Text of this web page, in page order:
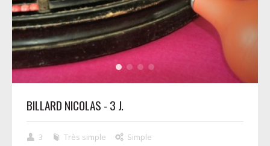
BILLARD NICOLAS - 3 J.
3 Très simple Simple